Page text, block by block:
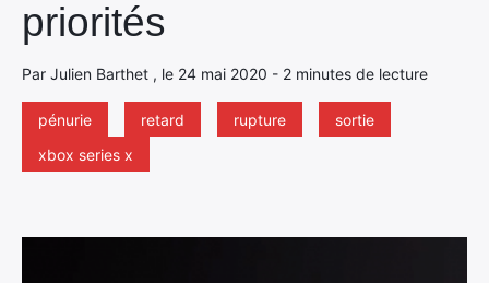
priorités
Par Julien Barthet , le 24 mai 2020 - 2 minutes de lecture
pénurie retard rupture
sortie
xbox series x